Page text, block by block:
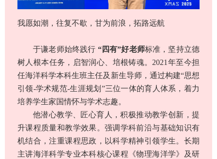
我愿如潮，往复不歇，甘为前浪，拓路远航
于谦老师始终践行 “四有”好老师标准，坚持立德
树人根本任务，启智润心、培根铸魂。2021年至今担
任海洋科学本科生班主任及新生导师，通过构建“思想
引领-学术规范-生涯规划”三位一体的育人体系，着力
培养学生家国情怀与学术志趣。
他潜心教学、匠心育人，积极推动教学创新，提
升课程质量和教学效果。强调学科前沿与基础知识有
机结合，注重课程思政，以科学精神引领学生。长期
主讲海洋科学专业本科核心课程《物理海洋学》及研